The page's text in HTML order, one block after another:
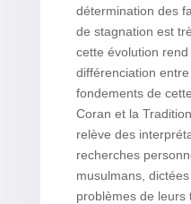
détermination des
de stagnation est
cette évolution rend
différenciation
fondements de
Coran et la
relève des
recherches
musulmans,
problèmes de leurs